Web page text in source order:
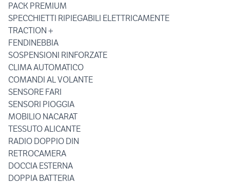
PACK PREMIUM
SPECCHIETTI RIPIEGABILI ELETTRICAMENTE
TRACTION +
FENDINEBBIA
SOSPENSIONI RINFORZATE
CLIMA AUTOMATICO
COMANDI AL VOLANTE
SENSORE FARI
SENSORI PIOGGIA
MOBILIO NACARAT
TESSUTO ALICANTE
RADIO DOPPIO DIN
RETROCAMERA
DOCCIA ESTERNA
DOPPIA BATTERIA